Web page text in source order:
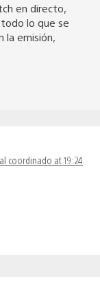
en directo,
lo que se
la emisión,
coordinado at 19:24